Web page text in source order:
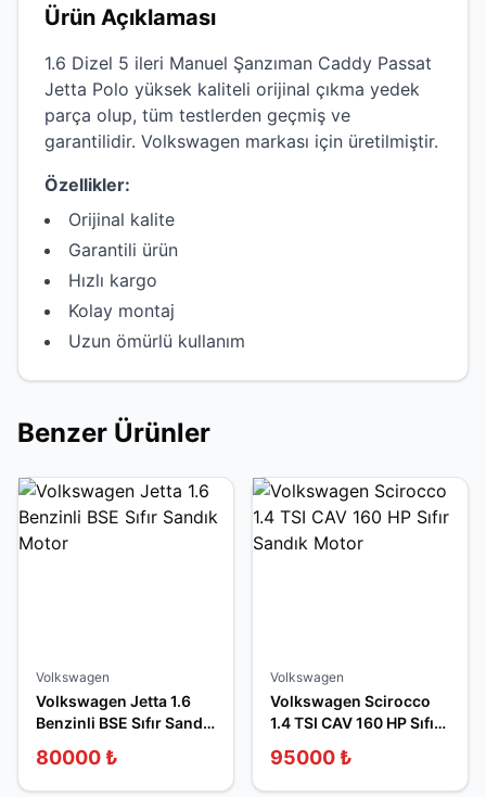
Ürün Açıklaması
1.6 Dizel 5 ileri Manuel Şanzıman Caddy Passat
Jetta Polo yüksek kaliteli orijinal çıkma yedek
parça olup, tüm testlerden geçmiş ve
garantilidir. Volkswagen markası için üretilmiştir.
Özellikler:
Orijinal kalite
Garantili ürün
Hızlı kargo
Kolay montaj
Uzun ömürlü kullanım
Benzer Ürünler
Volkswagen
Volkswagen Jetta 1.6
Benzinli BSE Sıfır Sandık
80000 ₺
Volkswagen
Volkswagen Scirocco
1.4 TSI CAV 160 HP Sıfır
95000 ₺